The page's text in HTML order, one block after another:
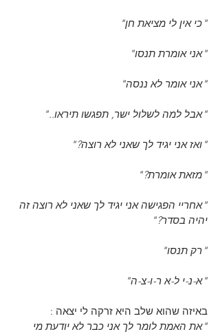
"כי אין לי מציאת חן"
"אני אומרת תנסו"
"אני אומר לא ננסה"
"אבל למה לשלול ישר, תפגשו תיראו.."
"ואז אני יגיד לך שאני לא רוצה?"
"מזאת אומרת?"
"אחריי הפגישה אני יגיד לך שאני לא רוצה זה
יהיה בסדר?"
"רק תנסו"
"א-נ-י ל-א ר-ו-צ-ה"
באיזה שהוא שלב היא זרקה לי יצאה :
"את האמת לומר לך אני כבר לא יודעת מי